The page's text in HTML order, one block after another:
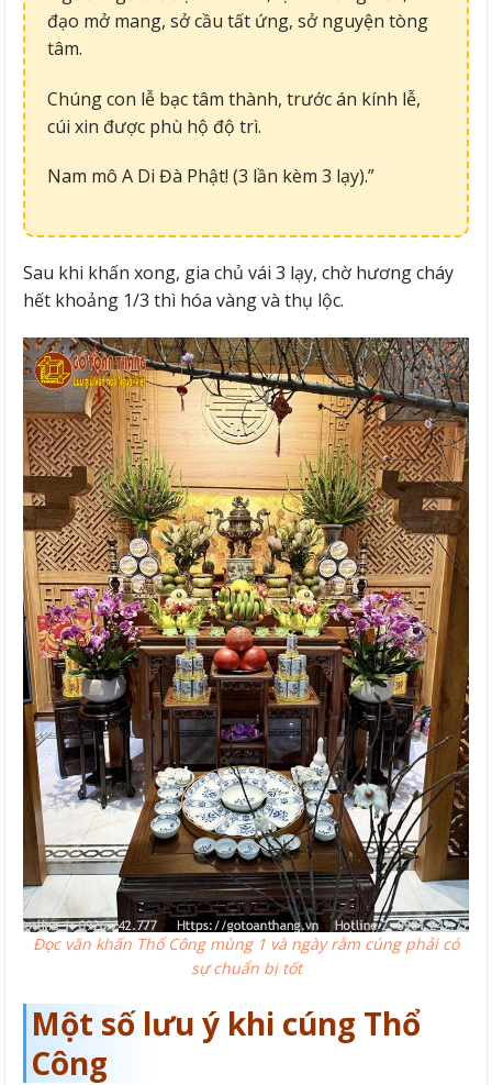
đạo mở mang, sở cầu tất ứng, sở nguyện tòng
tâm.
Chúng con lễ bạc tâm thành, trước án kính lễ,
cúi xin được phù hộ độ trì.
Nam mô A Di Đà Phật! (3 lần kèm 3 lạy).”
Sau khi khấn xong, gia chủ vái 3 lạy, chờ hương cháy
hết khoảng 1/3 thì hóa vàng và thụ lộc.
Đọc văn khấn Thổ Công mùng 1 và ngày rằm cúng phải có
sự chuẩn bị tốt
Một số lưu ý khi cúng Thổ
Công